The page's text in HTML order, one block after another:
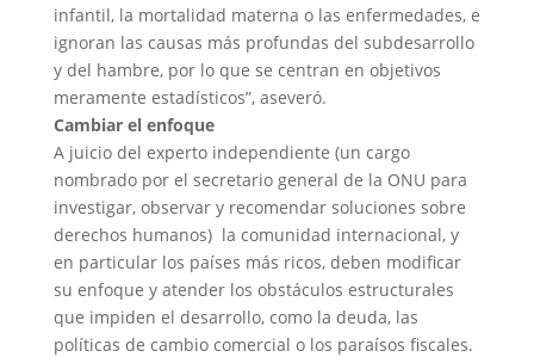
infantil, la mortalidad materna o las enfermedades, e
ignoran las causas más profundas del subdesarrollo
y del hambre, por lo que se centran en objetivos
meramente estadísticos”, aseveró.
Cambiar el enfoque
A juicio del experto independiente (un cargo
nombrado por el secretario general de la ONU para
investigar, observar y recomendar soluciones sobre
derechos humanos) la comunidad internacional, y
en particular los países más ricos, deben modificar
su enfoque y atender los obstáculos estructurales
que impiden el desarrollo, como la deuda, las
políticas de cambio comercial o los paraísos fiscales.